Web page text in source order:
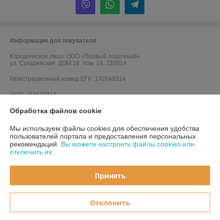
Информация для покупателя
Юридическое лицо: ООО «Первый лодочный»
ул. Сухаревская, ДОМ 16, пом. 16, 220019
Регистрационный номер ЕГР: 192849314
УНП: 192849314
Регистрационный орган: Минский горисполком
Дата регистрации компании: 05.03.2024
Местонахождение книги жалоб и предложений: ул. Сухаревская, ДОМ
16, пом. 16, 220019
Обработка файлов cookie
Мы используем файлы cookies для обеспечения удобства
пользователей портала и предоставления персональных
рекомендаций. Вы можете настроить файлы cookies или
отключить их.
Принять
Отклонить